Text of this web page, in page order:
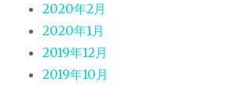
2020年2月
2020年1月
2019年12月
2019年10月